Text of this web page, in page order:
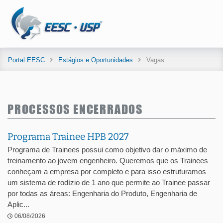
Portal EESC Estágios e Oportunidades Vagas
PROCESSOS ENCERRADOS
Programa Trainee HPB 2027
Programa de Trainees possui como objetivo dar o máximo de
treinamento ao jovem engenheiro. Queremos que os Trainees
conheçam a empresa por completo e para isso estruturamos
um sistema de rodízio de 1 ano que permite ao Trainee passar
por todas as áreas: Engenharia do Produto, Engenharia de
Aplic...
06/08/2026